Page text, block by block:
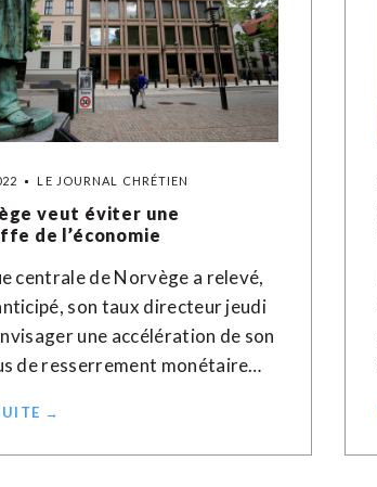
LE JOURNAL CHRÉTIEN
veut éviter une
de l’économie
centrale de Norvège a relevé,
son taux directeur jeudi
une accélération de son
de resserrement monétaire…
→